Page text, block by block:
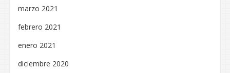
marzo 2021
febrero 2021
enero 2021
diciembre 2020